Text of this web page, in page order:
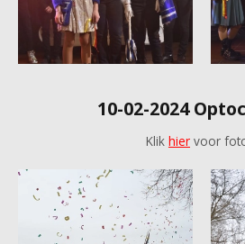
10-02-2024
Klik hier voor